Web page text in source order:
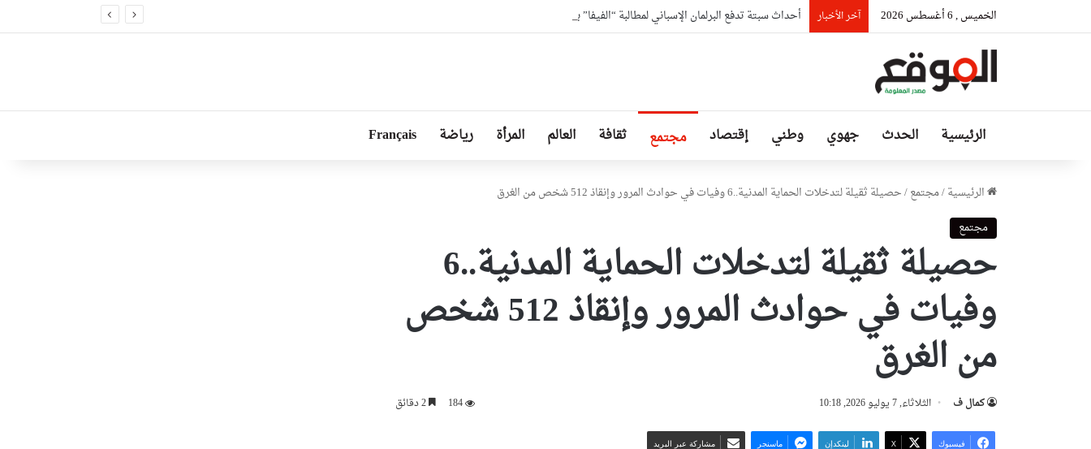
الخميس , 6 أغسطس 2026 آخر الأخبار أحداث سبتة تدفع البرلمان الإسباني لمطالبة “الفيفا” بإلغاء المشاركة المغربية في استضافة مونديال2030
الرئيسية الحدث جهوي وطني إقتصاد مجتمع ثقافة العالم المرأة رياضة Français
الرئيسية/مجتمع/حصيلة ثقيلة لتدخلات الحماية المدنية..6 وفيات في حوادث المرور وإنقاذ 512 شخص من الغرق
مجتمع
حصيلة ثقيلة لتدخلات الحماية المدنية..6
وفيات في حوادث المرور وإنقاذ 512 شخص
من الغرق
كمال ف الثلاثاء, 7 يوليو 2026, 10:18 184 2 دقائق
فيسبوك ‫X لينكدإن ماسنجر مشاركة عبر البريد